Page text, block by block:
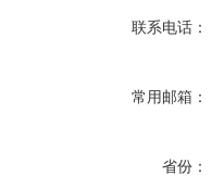
联系电话：
常用邮箱：
省份：